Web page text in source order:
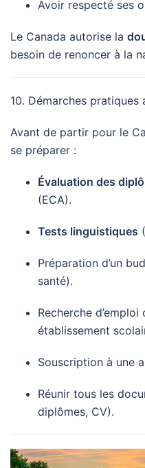
Avoir respecté ses
Le Canada autorise la
besoin de renoncer à la
10. Démarches
Avant de partir pour le
se préparer :
Évaluation des
(ECA).
Tests linguistiques
Préparation d’un
santé).
Recherche
établissement
Souscription à une
Réunir tous les
diplômes, CV).